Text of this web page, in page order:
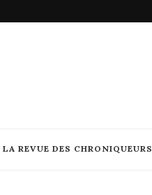
LA REVUE DES CHRONIQUEURS